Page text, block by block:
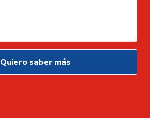
Quiero saber más